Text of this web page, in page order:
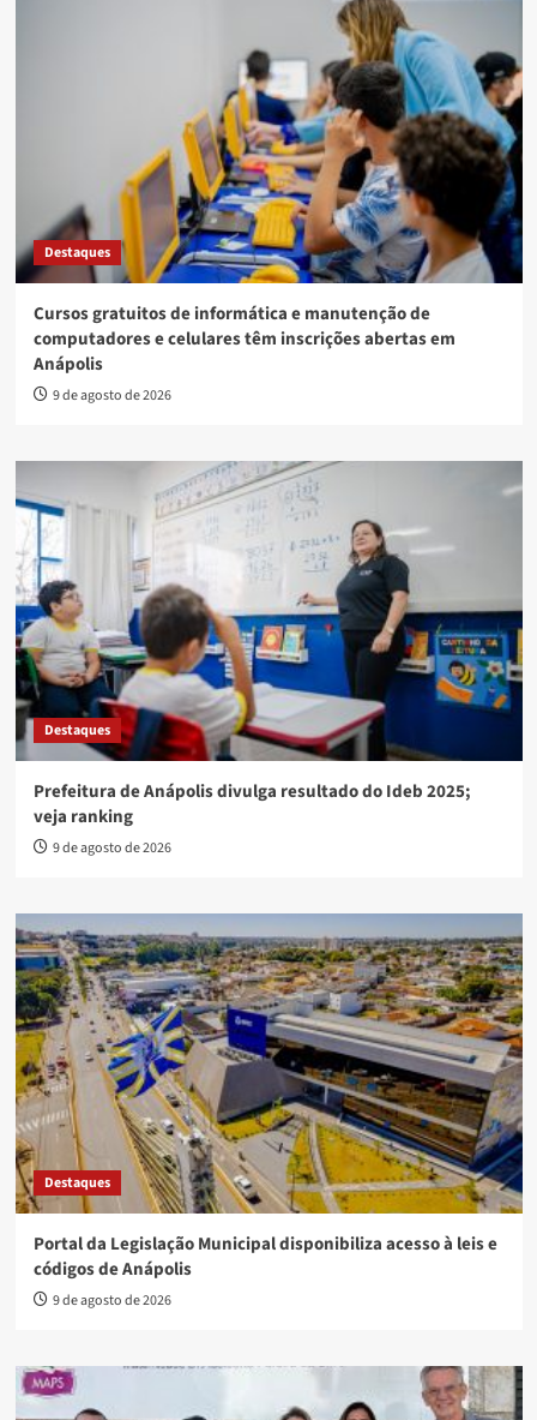
Destaques
Cursos gratuitos de informática e manutenção de
computadores e celulares têm inscrições abertas em
Anápolis
9 de agosto de 2026
Destaques
Prefeitura de Anápolis divulga resultado do Ideb 2025;
veja ranking
9 de agosto de 2026
Destaques
Portal da Legislação Municipal disponibiliza acesso à leis e
códigos de Anápolis
9 de agosto de 2026